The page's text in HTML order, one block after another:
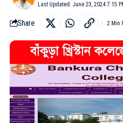
Last Updated: June 23, 2024 7:15
Share 2 Min